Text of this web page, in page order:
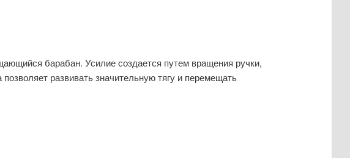
барабан. Усилие создается путем вращения ручки,
развивать значительную тягу и перемещать